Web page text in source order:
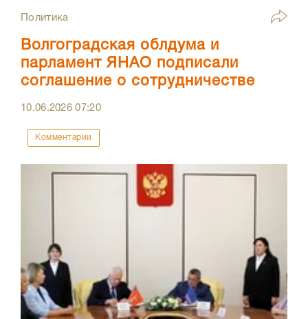
Политика
Волгоградская облдума и
парламент ЯНАО подписали
соглашение о сотрудничестве
10.06.202607:20
Комментарии